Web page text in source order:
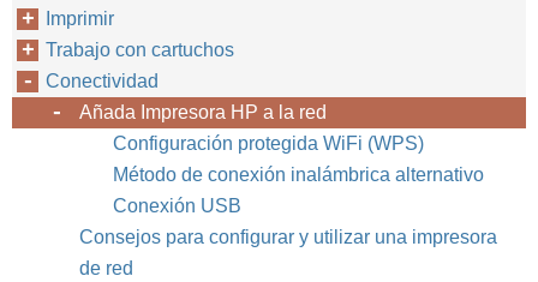
Imprimir
Trabajo con cartuchos
Conectividad
Añada Impresora HP a la red
Configuración protegida WiFi (WPS)
Método de conexión inalámbrica alternativo
Conexión USB
Consejos para configurar y utilizar una impresora
de red